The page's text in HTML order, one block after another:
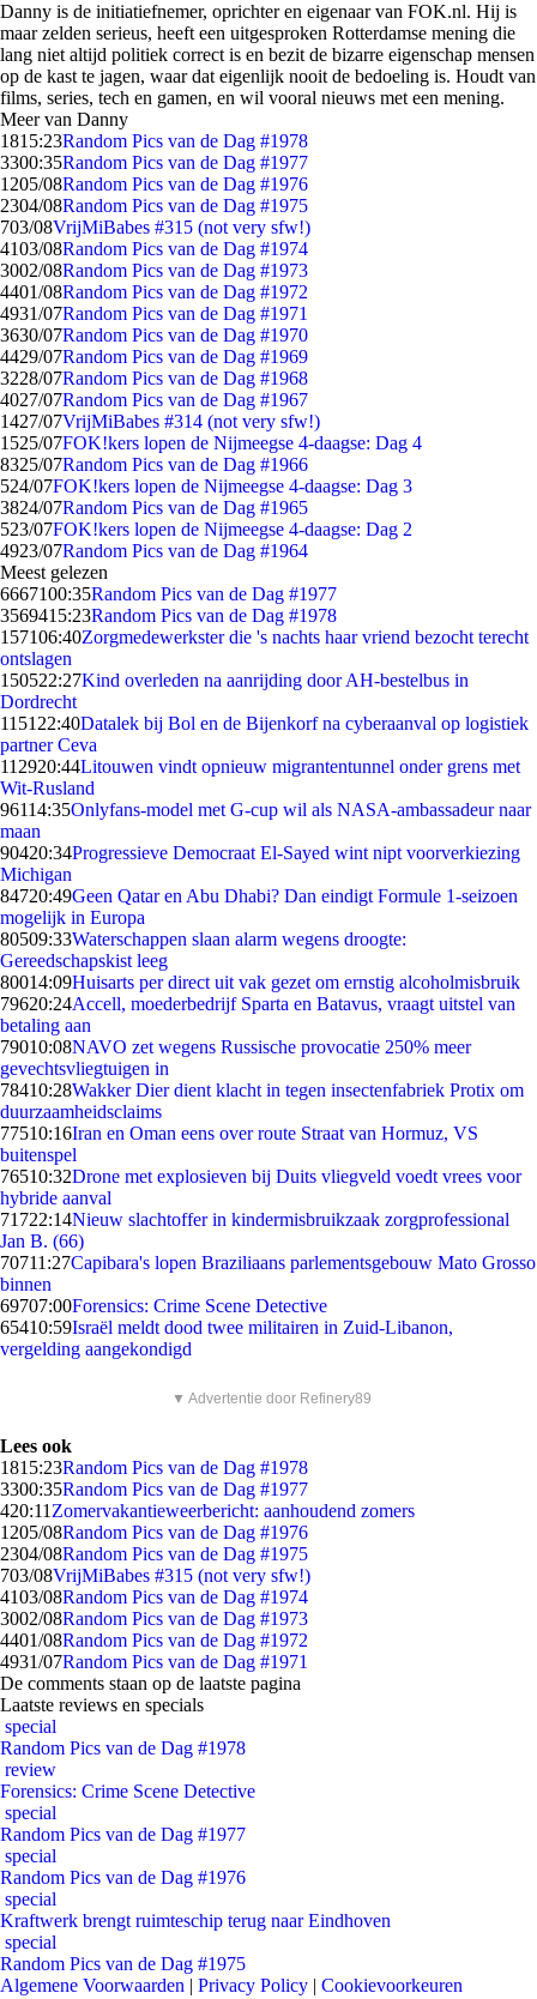
Danny is de initiatiefnemer, oprichter en eigenaar van FOK.nl. Hij is
maar zelden serieus, heeft een uitgesproken Rotterdamse mening die
lang niet altijd politiek correct is en bezit de bizarre eigenschap mensen
op de kast te jagen, waar dat eigenlijk nooit de bedoeling is. Houdt van
films, series, tech en gamen, en wil vooral nieuws met een mening.
Meer van Danny
1815:23Random Pics van de Dag #1978
3300:35Random Pics van de Dag #1977
1205/08Random Pics van de Dag #1976
2304/08Random Pics van de Dag #1975
703/08VrijMiBabes #315 (not very sfw!)
4103/08Random Pics van de Dag #1974
3002/08Random Pics van de Dag #1973
4401/08Random Pics van de Dag #1972
4931/07Random Pics van de Dag #1971
3630/07Random Pics van de Dag #1970
4429/07Random Pics van de Dag #1969
3228/07Random Pics van de Dag #1968
4027/07Random Pics van de Dag #1967
1427/07VrijMiBabes #314 (not very sfw!)
1525/07FOK!kers lopen de Nijmeegse 4-daagse: Dag 4
8325/07Random Pics van de Dag #1966
524/07FOK!kers lopen de Nijmeegse 4-daagse: Dag 3
3824/07Random Pics van de Dag #1965
523/07FOK!kers lopen de Nijmeegse 4-daagse: Dag 2
4923/07Random Pics van de Dag #1964
Meest gelezen
6667100:35Random Pics van de Dag #1977
3569415:23Random Pics van de Dag #1978
157106:40Zorgmedewerkster die 's nachts haar vriend bezocht terecht
ontslagen
150522:27Kind overleden na aanrijding door AH-bestelbus in
Dordrecht
1151 22:40Datalek bij Bol en de Bijenkorf na cyberaanval op logistiek
partner Ceva
112920:44Litouwen vindt opnieuw migrantentunnel onder grens met
Wit-Rusland
96114:35Onlyfans-model met G-cup wil als NASA-ambassadeur naar
maan
90420:34Progressieve Democraat El-Sayed wint nipt voorverkiezing
Michigan
84720:49Geen Qatar en Abu Dhabi? Dan eindigt Formule 1-seizoen
mogelijk in Europa
80509:33Waterschappen slaan alarm wegens droogte:
Gereedschapskist leeg
80014:09Huisarts per direct uit vak gezet om ernstig alcoholmisbruik
79620:24Accell, moederbedrijf Sparta en Batavus, vraagt uitstel van
betaling aan
79010:08NAVO zet wegens Russische provocatie 250% meer
gevechtsvliegtuigen in
78410:28Wakker Dier dient klacht in tegen insectenfabriek Protix om
duurzaamheidsclaims
77510:16Iran en Oman eens over route Straat van Hormuz, VS
buitenspel
76510:32Drone met explosieven bij Duits vliegveld voedt vrees voor
hybride aanval
71722:14Nieuw slachtoffer in kindermisbruikzaak zorgprofessional
Jan B. (66)
70711:27Capibara's lopen Braziliaans parlementsgebouw Mato Grosso
binnen
69707:00Forensics: Crime Scene Detective
65410:59Israël meldt dood twee militairen in Zuid-Libanon,
vergelding aangekondigd
▼ Advertentie door Refinery89
Lees ook
1815:23Random Pics van de Dag #1978
3300:35Random Pics van de Dag #1977
420:11 Zomervakantieweerbericht: aanhoudend zomers
1205/08Random Pics van de Dag #1976
2304/08Random Pics van de Dag #1975
703/08VrijMiBabes #315 (not very sfw!)
4103/08Random Pics van de Dag #1974
3002/08Random Pics van de Dag #1973
4401/08Random Pics van de Dag #1972
4931/07Random Pics van de Dag #1971
De comments staan op de laatste pagina
Laatste reviews en specials
special
Random Pics van de Dag #1978
review
Forensics: Crime Scene Detective
special
Random Pics van de Dag #1977
special
Random Pics van de Dag #1976
special
Kraftwerk brengt ruimteschip terug naar Eindhoven
special
Random Pics van de Dag #1975
Algemene Voorwaarden | Privacy Policy | Cookievoorkeuren